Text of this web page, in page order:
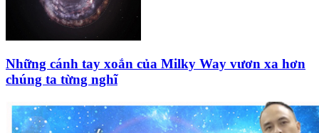
Những cánh tay xoắn của Milky Way vươn xa hơn
chúng ta từng nghĩ